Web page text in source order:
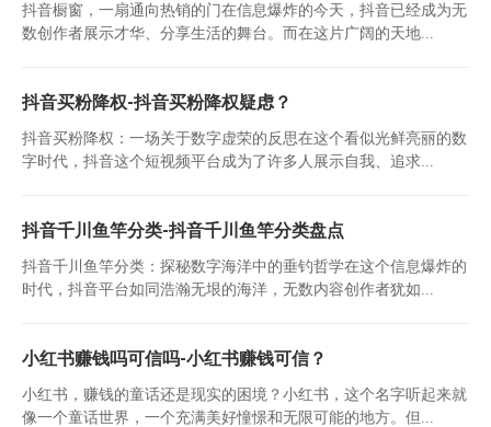
抖音橱窗，一扇通向热销的门在信息爆炸的今天，抖音已经成为无
数创作者展示才华、分享生活的舞台。而在这片广阔的天地...
抖音买粉降权-抖音买粉降权疑虑？
抖音买粉降权：一场关于数字虚荣的反思在这个看似光鲜亮丽的数
字时代，抖音这个短视频平台成为了许多人展示自我、追求...
抖音千川鱼竿分类-抖音千川鱼竿分类盘点
抖音千川鱼竿分类：探秘数字海洋中的垂钓哲学在这个信息爆炸的
时代，抖音平台如同浩瀚无垠的海洋，无数内容创作者犹如...
小红书赚钱吗可信吗-小红书赚钱可信？
小红书，赚钱的童话还是现实的困境？小红书，这个名字听起来就
像一个童话世界，一个充满美好憧憬和无限可能的地方。但...